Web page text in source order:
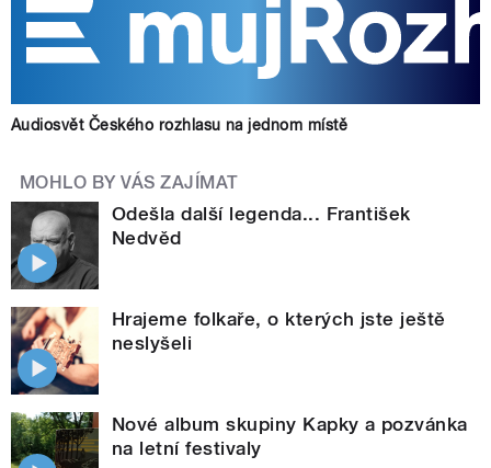
Audiosvět Českého rozhlasu na jednom místě
MOHLO BY VÁS ZAJÍMAT
Odešla další legenda... František
Nedvěd
Hrajeme folkaře, o kterých jste ještě
neslyšeli
Nové album skupiny Kapky a pozvánka
na letní festivaly